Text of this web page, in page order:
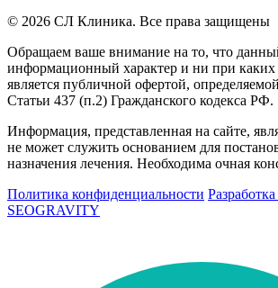
© 2026 СЛ Клиника. Все права защищены
Обращаем ваше внимание на то, что
информационный характер и ни при каких
является публичной офертой,
Статьи 437 (п.2) Гражданского кодекса РФ.
Информация, представленная на сайте,
не может служить основанием для
назначения лечения. Необходима очная
Политика конфиденциальности
SEOGRAVITY